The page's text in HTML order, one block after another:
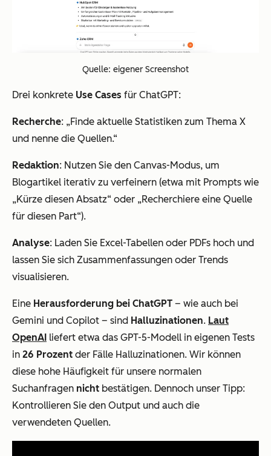
Quelle: eigener Screenshot
Drei konkrete Use Cases für ChatGPT:
Recherche: „Finde aktuelle Statistiken zum Thema X
und nenne die Quellen.“
Redaktion: Nutzen Sie den Canvas-Modus, um
Blogartikel iterativ zu verfeinern (etwa mit Prompts wie
„Kürze diesen Absatz“ oder „Recherchiere eine Quelle
für diesen Part“).
Analyse: Laden Sie Excel-Tabellen oder PDFs hoch und
lassen Sie sich Zusammenfassungen oder Trends
visualisieren.
Eine Herausforderung bei ChatGPT – wie auch bei
Gemini und Copilot – sind Halluzinationen. Laut
OpenAI liefert etwa das GPT-5-Modell in eigenen Tests
in 26 Prozent der Fälle Halluzinationen. Wir können
diese hohe Häufigkeit für unsere normalen
Suchanfragen nicht bestätigen. Dennoch unser Tipp:
Kontrollieren Sie den Output und auch die
verwendeten Quellen.